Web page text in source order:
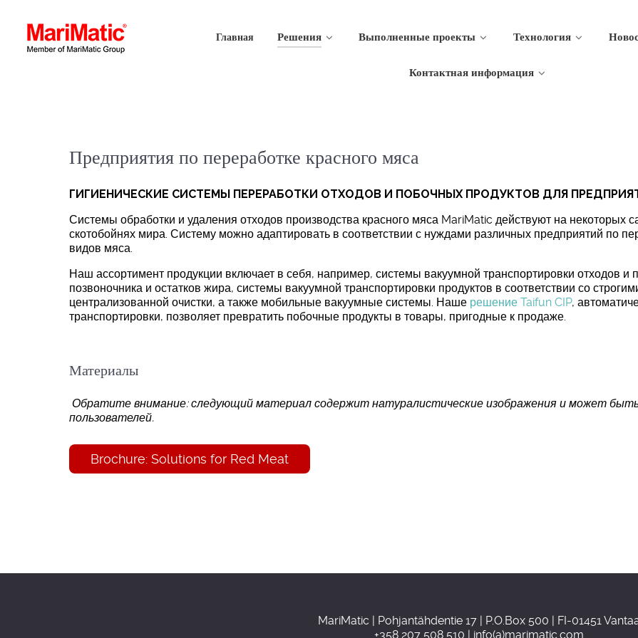
Главная Решения Выполненные проекты Технология
Контактная информация
Предприятия по переработке красного мяса
ГИГИЕНИЧЕСКИЕ СИСТЕМЫ ПЕРЕРАБОТКИ ОТХОДОВ И ПОБОЧНЫХ ПРОДУКТОВ ДЛЯ
Системы обработки и удаления отходов производства красного мяса MariMatic действуют на некоторых
скотобойнях мира. Систему можно адаптировать в соответствии с нуждами различных предприятий по
видов мяса.
Наш ассортимент продукции включает в себя, например, системы вакуумной транспортировки отходов и
позвоночника и остатков жира, системы вакуумной транспортировки продуктов в соответствии со
централизованной очистки, а также мобильные вакуумные системы. Наше решение Taifun CIP,
транспортировки, позволяет превратить побочные продукты в товары, пригодные к продаже.
Материалы
Обратите внимание: следующий материал содержит натуралистические изображения и может
пользователей.
Brochure: Solutions for Red Meat
MariMatic | Pohjantähdentie 17 | P.O.Box 500 | FI-01451
+358 207 508 510 | info(a)marimatic.com